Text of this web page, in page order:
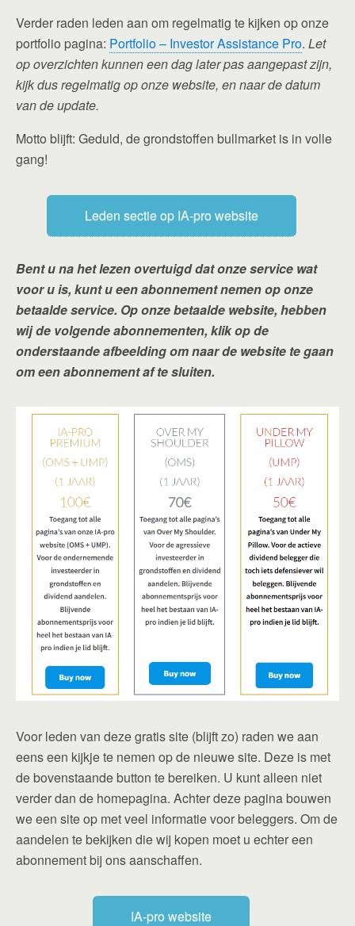
Verder raden leden aan om regelmatig te kijken op onze
portfolio pagina: Portfolio – Investor Assistance Pro. Let
op overzichten kunnen een dag later pas aangepast zijn,
kijk dus regelmatig op onze website, en naar de datum
van de update.
Motto blijft: Geduld, de grondstoffen bullmarket is in volle
gang!
Leden sectie op IA-pro website
Bent u na het lezen overtuigd dat onze service wat
voor u is, kunt u een abonnement nemen op onze
betaalde service. Op onze betaalde website, hebben
wij de volgende abonnementen, klik op de
onderstaande afbeelding om naar de website te gaan
om een abonnement af te sluiten.
Voor leden van deze gratis site (blijft zo) raden we aan
eens een kijkje te nemen op de nieuwe site. Deze is met
de bovenstaande button te bereiken. U kunt alleen niet
verder dan de homepagina. Achter deze pagina bouwen
we een site op met veel informatie voor beleggers. Om de
aandelen te bekijken die wij kopen moet u echter een
abonnement bij ons aanschaffen.
IA-pro website